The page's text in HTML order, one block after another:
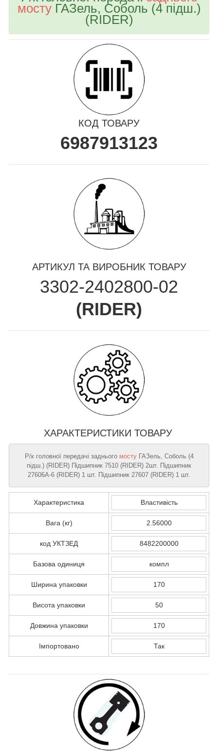
мостуГАЗель, Соболь (4 пiдш.)
(RIDER)
КОД ТОВАРУ
6987913123
АРТИКУЛ ТА ВИРОБНИК ТОВАРУ
3302-2402800-02
(RIDER)
ХАРАКТЕРИСТИКИ ТОВАРУ
Р/к головної передачі заднього мостуГАЗель, Соболь (4
пiдш.) (RIDER) Підшипник 7510 (RIDER) 2шт. Підшипник
27606А-6 (RIDER) 1 шт. Підшипник 27607 (RIDER) 1 шт.
Характеристика Властивість
Вага (кг) 2.56000
код УКТЗЕД 8482200000
Базова одиниця компл
Ширина упаковки 170
Висота упаковки 50
Довжина упаковки 170
Імпортовано Так